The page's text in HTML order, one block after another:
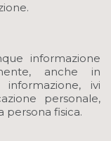
informazione
anche in
ivi
personale,
persona fisica.